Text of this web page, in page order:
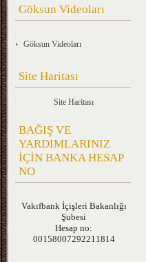
Göksun Videoları
Göksun Videoları
Site Haritası
Site Haritası
BAĞIŞ VE
YARDIMLARINIZ
İÇİN BANKA HESAP
NO
Vakıfbank İçişleri Bakanlığı
Şubesi
Hesap no:
00158007292211814